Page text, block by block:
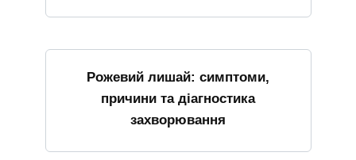
Рожевий лишай: симптоми,
причини та діагностика
захворювання